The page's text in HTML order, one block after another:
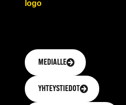
MEDIALLE
YHTEYSTIEDOT